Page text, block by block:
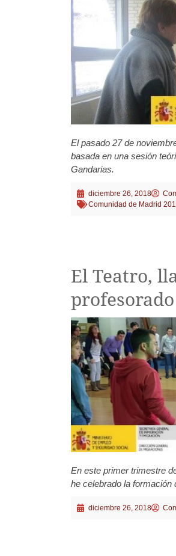
El pasado 27 de
basada en una sesión
Gandarias.
diciembre 26, 2018
Comunidad de Madrid
El Teatro,
En este primer trimestre
he celebrado la formación
diciembre 26, 2018